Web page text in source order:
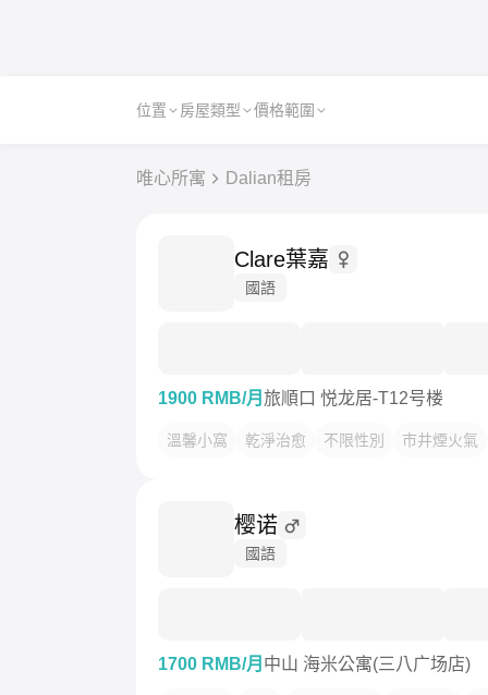
位置 房屋類型 價格範圍
唯心所寓 Dalian租房
Clare葉嘉
國語
1900 RMB/月 旅順口 悦龙居-T12号楼
溫馨小窩 乾淨治愈 不限性別 市井煙火氣
樱诺
國語
1700 RMB/月 中山 海米公寓(三八广场店)